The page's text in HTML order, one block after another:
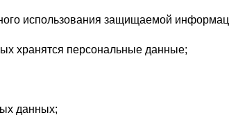
использования защищаемой
хранятся персональные данные;
данных;